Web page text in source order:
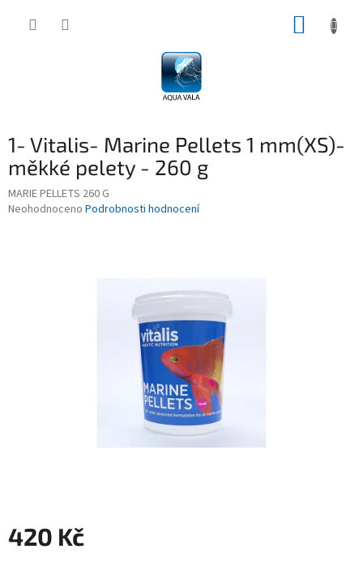
1- Vitalis- Marine Pellets 1 mm(XS)-
měkké pelety - 260 g
MARIE PELLETS 260 G
Průměrné
Neohodnoceno Podrobnosti hodnocení
420 Kč